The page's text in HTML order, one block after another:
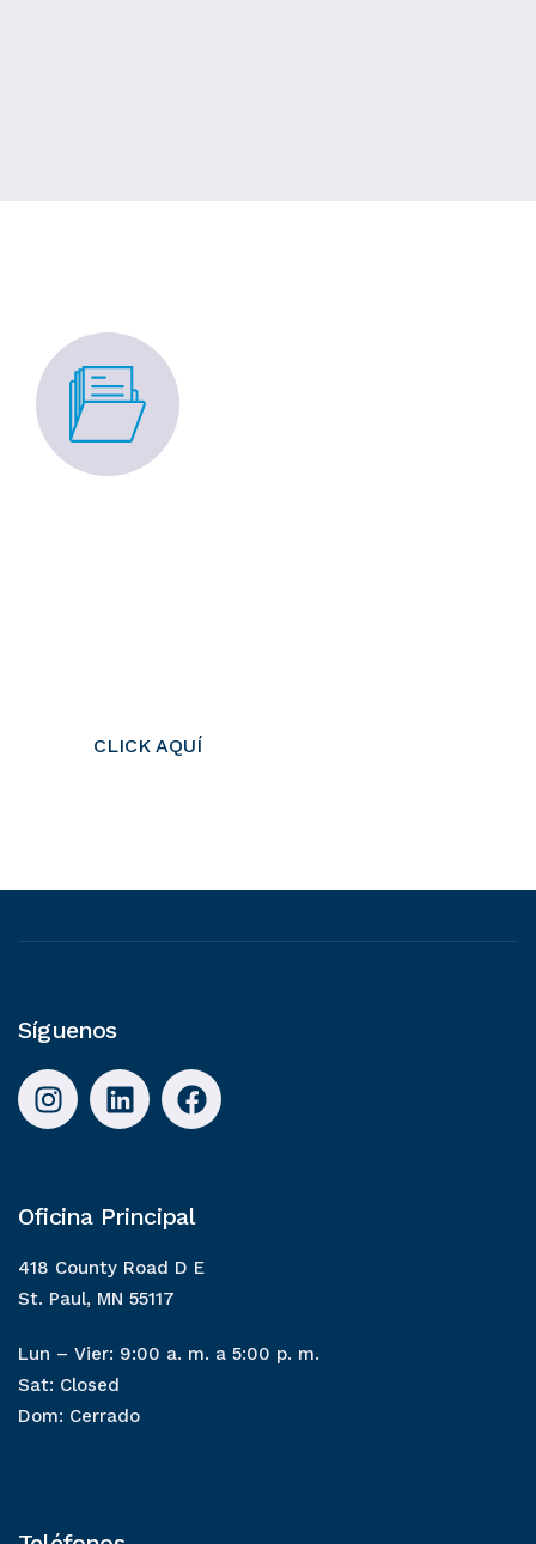
CLICK AQUÍ
Síguenos
Oficina Principal
418 County Road D E
St. Paul, MN 55117
Lun – Vier: 9:00 a. m. a 5:00 p. m.
Sat: Closed
Dom: Cerrado